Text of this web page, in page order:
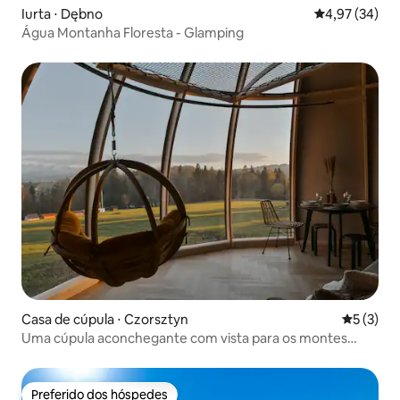
Iurta ⋅ Dębno 4,97 de uma
4,97 (34)
Água Montanha Floresta - Glamping
Casa de cúpula ⋅ Czorsztyn 5 de
5 (3)
Uma cúpula aconchegante com vista para os montes
Preferido dos hóspedes